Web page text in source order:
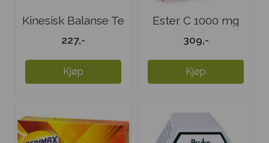
Kinesisk Balanse Te
227,-
Kjøp
Ester C 1000 mg
309,-
Kjøp